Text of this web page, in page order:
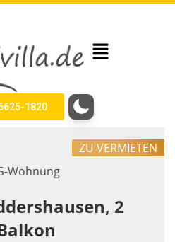
1820
Wohnung
ZU VERMIETEN
2